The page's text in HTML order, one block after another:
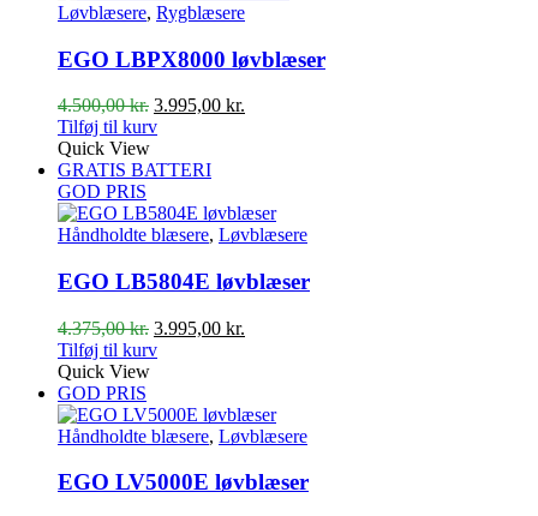
Løvblæsere, Rygblæsere
EGO LBPX8000 løvblæser
4.500,00kr. Den
oprindelige
var:
3.995,00 kr.
Tilføj til kurv
Quick View
GRATIS BATTERI
GOD PRIS
Håndholdte blæsere, Løvblæsere
EGO LB5804E løvblæser
4.375,00kr. Den
oprindelige
4.375,00 kr..
3.995,00 kr.
3.995,00 kr..
Tilføj til kurv
Quick View
GOD PRIS
Håndholdte blæsere, Løvblæsere
EGO LV5000E løvblæser